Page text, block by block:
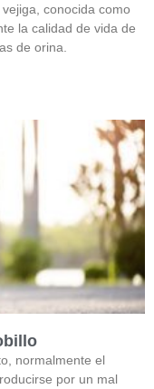
conocida como
la calidad de vida de
de orina.
normalmente el
por un mal